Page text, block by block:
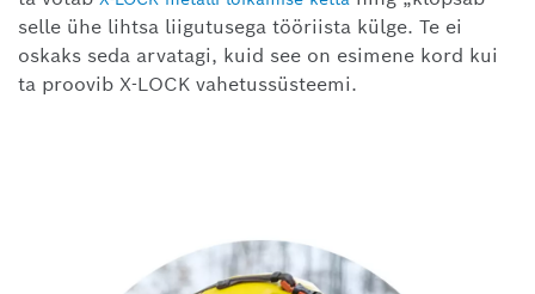
selle ühe lihtsa liigutusega tööriista külge. Te ei
oskaks seda arvatagi, kuid see on esimene kord kui
ta proovib X-LOCK vahetussüsteemi.